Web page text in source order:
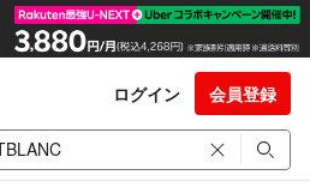
ログイン 会員登録